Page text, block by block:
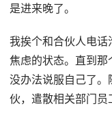
是进来晚了。
我挨个和合伙人电
焦虑的状态。直到
没办法说服自己了
伙，遣散相关部门员